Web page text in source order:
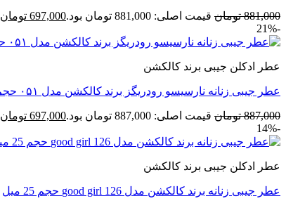
881,000 تومان قیمت اصلی: 881,000 تومان بود. 697,000 تومان
-21%
عطر ادکلن جیبی برند کالکشن
عطر جیبی زنانه نارسیسو رودریگز برند کالکشن مدل ۰۵۱ حجم ۲۵ میل
887,000 تومان قیمت اصلی: 887,000 تومان بود. 697,000 تومان
-14%
عطر ادکلن جیبی برند کالکشن
عطر جیبی زنانه برند کالکشن مدل 126 good girl حجم 25 میل